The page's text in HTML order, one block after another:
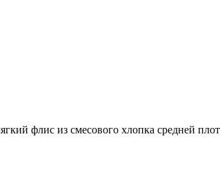
флис из смесового хлопка средней